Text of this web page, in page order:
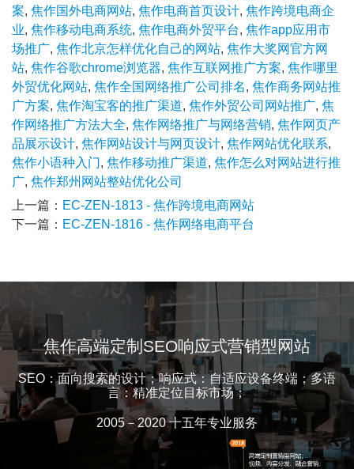
案, 焦作国外电商网站, 焦作电商首页设计, 焦作跨境电商企
业, 焦作移动电商系统, 焦作电商外贸平台, 焦作app应用市
场推广, 焦作北京怎样优化自己的网站, 焦作大奖网官方网
站, 焦作谷歌chrome浏览器, 焦作互联网推广方案, 焦作哪里
外贸优化网站, 焦作全国网络推广公司排名, 焦作商务网站推
广方案, 焦作淘宝客的推广渠道, 焦作外贸公司网站推广, 焦
作网络推广方法大全, 焦作网络推广与网络营销, 焦作网页产
品展示设计, 焦作网站设计与网页设计, 焦作网站优化联系,
焦作小语种入门, 焦作移动推广渠道, 焦作怎么对网站进行推
广, 焦作郑州网站整站优化公司
上一篇： EC-ZEN-1813 - 焦作跨境电商网站
下一篇： EC-ZEN-1816 - 焦作网络电商平台
焦作高端定制SEO响应式营销型网站
SEO：面向搜索的设计；响应式：自适应设备终端；多语
言：精准定位目标市场；
2005－2020 十五年专业服务